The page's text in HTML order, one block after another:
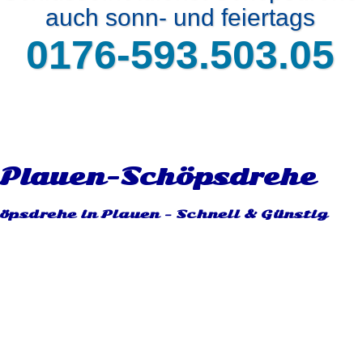
auch sonn- und feiertags
0176-593.503.05
Schöpsdrehe
in Plauen - Schnell & Günstig